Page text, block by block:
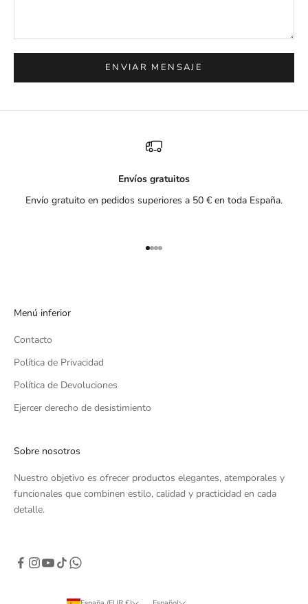
ENVIAR MENSAJE
Envíos gratuitos
Envío gratuito en pedidos superiores a 50 € en toda España.
Ir al artículo 1
Ir al artículo 2
Ir al artículo 3
Ir al artículo 4
Menú inferior
Contacto
Política de Privacidad
Política de Devoluciones
Ejercer derecho de desistimiento
Sobre nosotros
Nuestro objetivo es ofrecer productos elegantes, atemporales y
funcionales que combinen estilo, calidad y practicidad en cada
detalle.